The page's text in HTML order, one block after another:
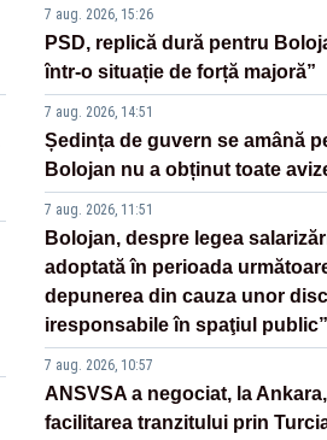
7 aug. 2026, 15:26
PSD, replică dură pentru
într-o situație de forță majoră”
7 aug. 2026, 14:51
Ședința de guvern se amână
Bolojan nu a obținut toate
7 aug. 2026, 11:51
Bolojan, despre legea
adoptată în perioada
depunerea din cauza unor
iresponsabile în spaţiul public”
7 aug. 2026, 10:57
ANSVSA a negociat, la
facilitarea tranzitului prin